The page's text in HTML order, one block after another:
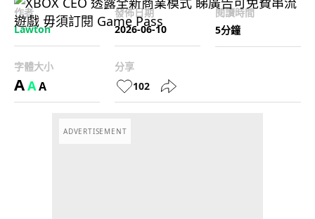
作者
Lawton
發佈日期
2026-06-10
閱讀時間
5分鐘
字體大小
AAA
分享
102
ADVERTISEMENT